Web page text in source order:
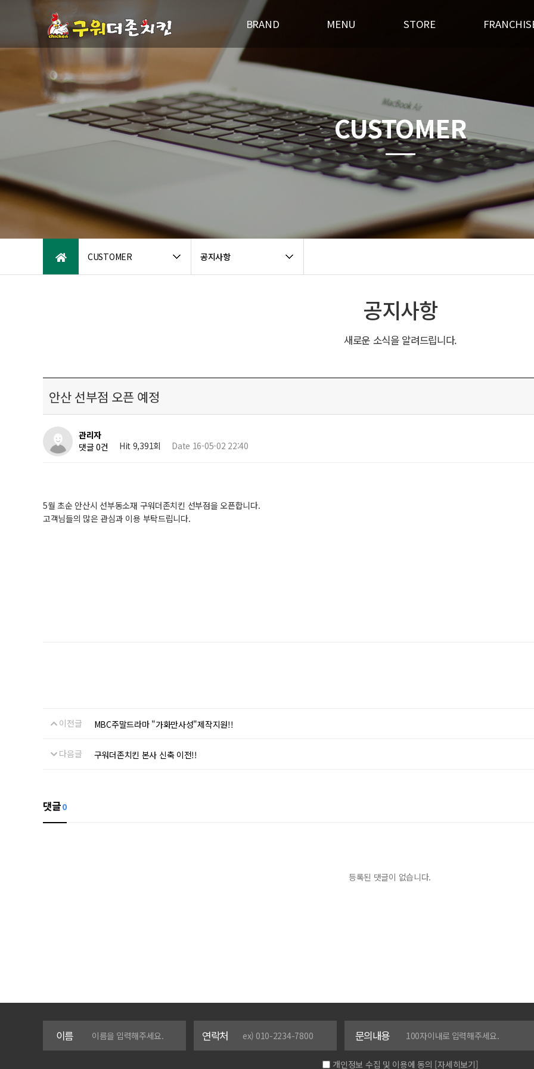
BRAND
브랜드스토리
패밀리브랜드소개
오시는 길
MENU
오븐구이
STORE
인테리어
창업상담
CUSTOMER 공지사항
CUSTOMER
공지사항
새로운 소식을 알려드립니다.
안산 선부점 오픈 예정
관리자
댓글 0건
Hit 9,391회 Date 16-05-02 22:40
5월 초순 안산시 선부동소재 구워더존치킨 선부점을 오픈합니다.
고객님들의 많은 관심과 이용 부탁드립니다.
이전글 MBC주말드라마 "가화만사성"제작지원!!
다음글 구워더존치킨 본사 신축 이전!!
댓글0
등록된 댓글이 없습니다.
이름 연락처 문의내용
개인정보 수집 및 이용에 동의 [자세히보기]